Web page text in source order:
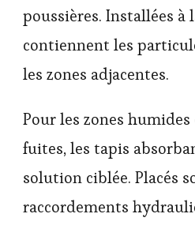
poussières. Installées à
contiennent les
les zones adjacentes.
Pour les zones
fuites, les tapis
solution ciblée. Placés
raccordements